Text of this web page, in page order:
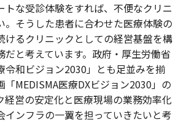
トな受診体験をすれば、不便なクリニ
。そうした患者に合わせた医療体験の
けるクリニックとしての経営基盤を構
だと考えています。政府・厚生労働省
令和ビジョン2030」とも足並みを揃
「MEDISMA医療DXビジョン2030」の
経営の安定化と医療現場の業務効率化
インフラの一翼を担っていきたいと考